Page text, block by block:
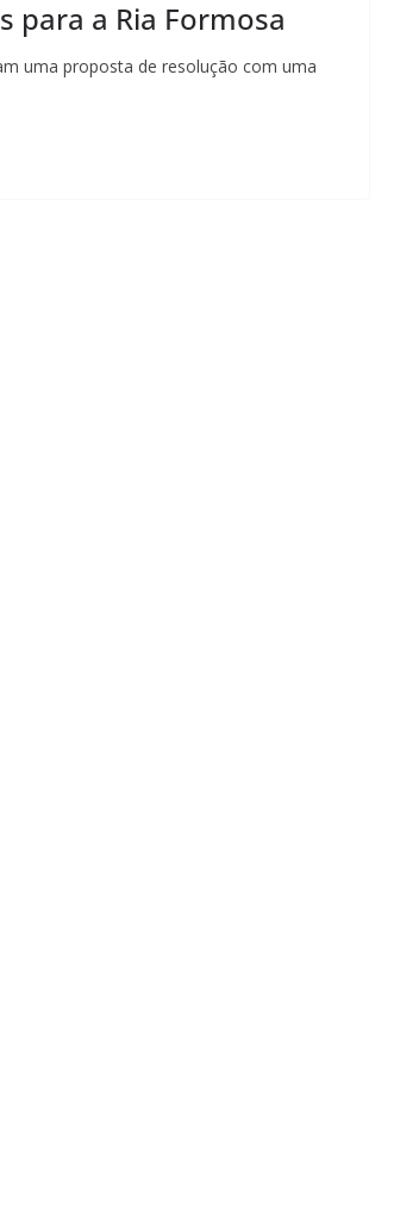
para a Ria Formosa
uma proposta de resolução com uma